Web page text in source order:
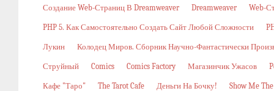
Создание Web-Страниц В Dreamweaver Dreamweaver Web-
PHP 5. Как Самостоятельно Создать Сайт Любой Сложности
Лукин Колодец Миров. Сборник Научно-Фантастически
Струйный Comics Comics Factory Магазинчик Ужасов
Кафе "Таро" The Tarot Cafe Деньги На Бочку! Show Me